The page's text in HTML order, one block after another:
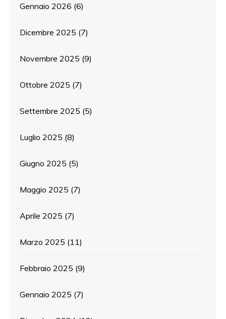
Gennaio 2026 (6)
Dicembre 2025 (7)
Novembre 2025 (9)
Ottobre 2025 (7)
Settembre 2025 (5)
Luglio 2025 (8)
Giugno 2025 (5)
Maggio 2025 (7)
Aprile 2025 (7)
Marzo 2025 (11)
Febbraio 2025 (9)
Gennaio 2025 (7)